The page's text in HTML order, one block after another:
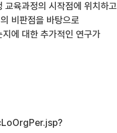
육과정의 시작점에 위치하고
비판점을 바탕으로
에 대한 추가적인 연구가